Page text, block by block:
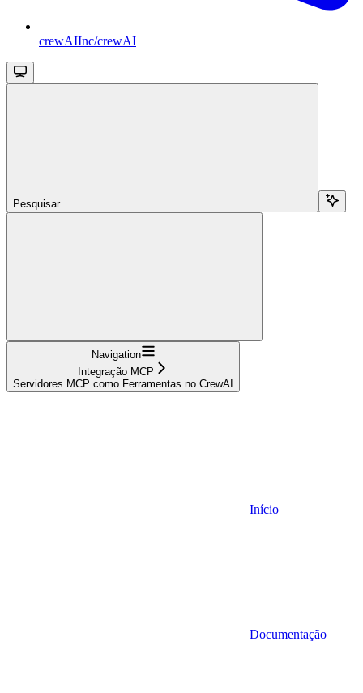
crewAIInc/crewAI
Pesquisar...
Navigation
Integração MCP
Servidores MCP como Ferramentas no CrewAI
Início
Documentação